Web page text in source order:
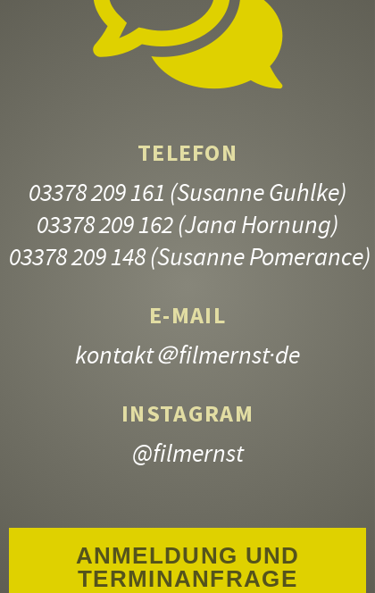
TELEFON
03378 209 161 (Susanne Guhlke)
03378 209 162(Jana Hornung)
03378 209 148(Susanne Pomerance)
E-MAIL
kontakt＠filmernst·de
INSTAGRAM
@filmernst
ANMELDUNG UND
TERMINANFRAGE